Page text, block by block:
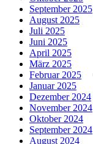
September 2025
August 2025
Juli 2025
Juni 2025
April 2025
März 2025
Februar 2025
Januar 2025
Dezember 2024
November 2024
Oktober 2024
September 2024
August 2024